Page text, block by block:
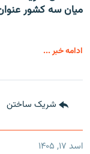
میان سه کشور
ادامه خبر ...
شریک ساختن
اسد ۱۷, ۱۴۰۵